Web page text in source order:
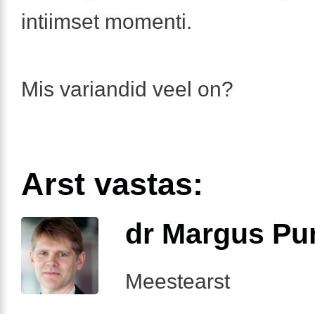
intiimset momenti.
Mis variandid veel on?
Arst vastas:
dr Margus
Meestearst